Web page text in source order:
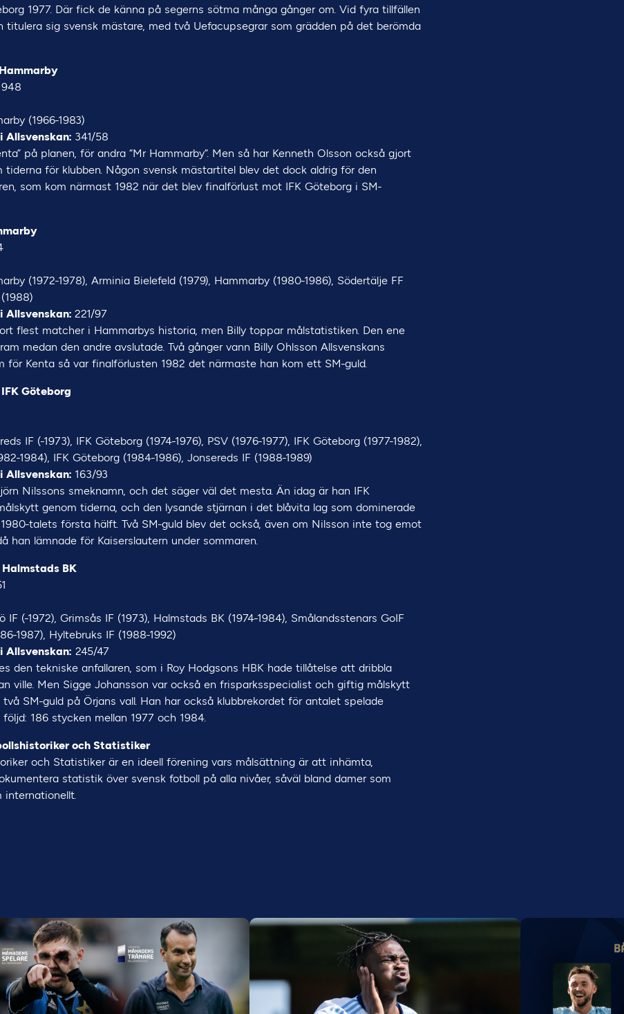
1977. Där fick de känna på segerns sötma många gånger om. Vid fyra tillfällen
titulera sig svensk mästare, med två Uefacupsegrar som grädden på det berömda
(1966-1983)
341/58
på planen, för andra “Mr Hammarby”. Men så har Kenneth Olsson också gjort
för klubben. Någon svensk mästartitel blev det dock aldrig för den
som kom närmast 1982 när det blev finalförlust mot IFK Göteborg i SM-
(1972-1978), Arminia Bielefeld (1979), Hammarby (1980-1986), Södertälje FF
221/97
flest matcher i Hammarbys historia, men Billy toppar målstatistiken. Den ene
medan den andre avslutade. Två gånger vann Billy Ohlsson Allsvenskans
för Kenta så var finalförlusten 1982 det närmaste han kom ett SM-guld.
Göteborg
IF (-1973), IFK Göteborg (1974-1976), PSV (1976-1977), IFK Göteborg (1977-1982),
1984), IFK Göteborg (1984-1986), Jonsereds IF (1988-1989)
163/93
Nilssons smeknamn, och det säger väl det mesta. Än idag är han IFK
genom tiderna, och den lysande stjärnan i det blåvita lag som dominerade
talets första hälft. Två SM-guld blev det också, även om Nilsson inte tog emot
han lämnade för Kaiserslautern under sommaren.
Halmstads BK
IF (-1972), Grimsås IF (1973), Halmstads BK (1974-1984), Smålandsstenars GoIF
1987), Hyltebruks IF (1988-1992)
245/47
den tekniske anfallaren, som i Roy Hodgsons HBK hade tillåtelse att dribbla
ville. Men Sigge Johansson var också en frisparksspecialist och giftig målskytt
SM-guld på Örjans vall. Han har också klubbrekordet för antalet spelade
186 stycken mellan 1977 och 1984.
och Statistiker
och Statistiker är en ideell förening vars målsättning är att inhämta,
statistik över svensk fotboll på alla nivåer, såväl bland damer som
internationellt.